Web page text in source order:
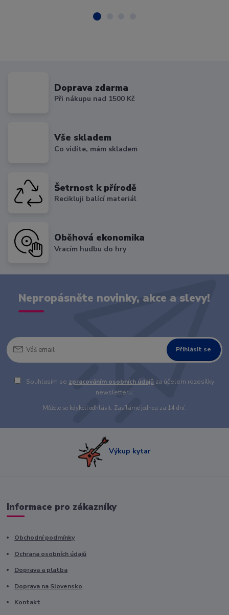
Doprava zdarma
Při nákupu nad 1500 Kč
Vše skladem
Co vidíte, mám skladem
Šetrnost k přírodě
Recikluji balící materiál
Oběhová ekonomika
Vracím hudbu do hry
Nepropásněte novinky, akce a slevy!
Přihlásit se
Souhlasím se zpracováním osobních údajů za účelem rozesílky
newsletteru.
Můžete se kdykoli odhlásit. Zasíláme jednou za 14 dní.
Výkup kytar
Informace pro zákazníky
Obchodní podmínky
Ochrana osobních údajů
Doprava a platba
Doprava na Slovensko
Kontakt